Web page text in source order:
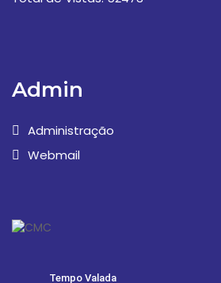
Admin
Administração
Webmail